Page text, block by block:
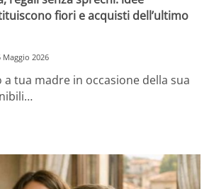
fiori e acquisti dell’ultimo
Maggio 2026
tua madre in occasione della sua